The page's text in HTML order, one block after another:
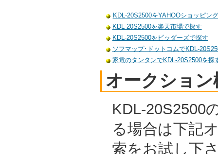
KDL-20S2500をYAHOOショッピン
KDL-20S2500を楽天市場で探す
KDL-20S2500をビッダーズで探す
ソフマップ･ドットコムでKDL-
家電のタンタンでKDL-20S2500を探
オークション
KDL-20S2500
る場合は下記
索をお試し下